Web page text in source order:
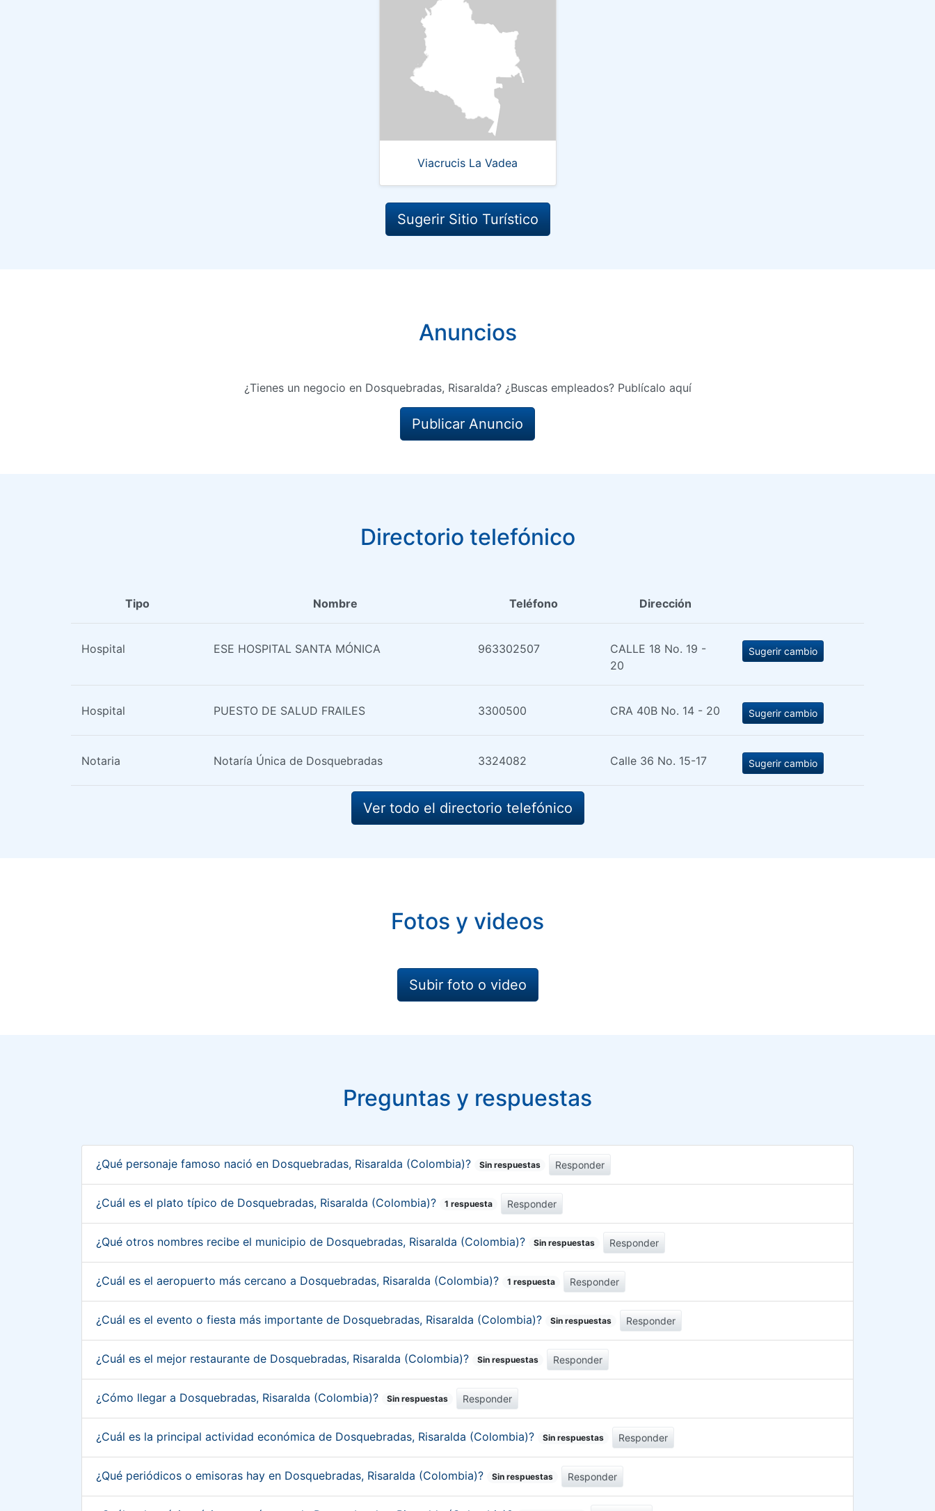
Viacrucis La Vadea
Sugerir Sitio Turístico
Anuncios
¿Tienes un negocio en Dosquebradas, Risaralda? ¿Buscas empleados? Publícalo aquí
Publicar Anuncio
Directorio telefónico
Tipo Nombre Teléfono Dirección
Hospital ESE HOSPITAL SANTA MÓNICA 963302507
CALLE 18 No. 19 -
20
Sugerir cambio
Hospital PUESTO DE SALUD FRAILES 3300500 CRA 40B No. 14 - 20 Sugerir cambio
Notaria Notaría Única de Dosquebradas 3324082 Calle 36 No. 15-17 Sugerir cambio
Ver todo el directorio telefónico
Fotos y videos
Subir foto o video
Preguntas y respuestas
¿Qué personaje famoso nació en Dosquebradas, Risaralda (Colombia)? Sin respuestas Responder
¿Cuál es el plato típico de Dosquebradas, Risaralda (Colombia)? 1 respuesta Responder
¿Qué otros nombres recibe el municipio de Dosquebradas, Risaralda (Colombia)? Sin respuestas Responder
¿Cuál es el aeropuerto más cercano a Dosquebradas, Risaralda (Colombia)? 1 respuesta Responder
¿Cuál es el evento o fiesta más importante de Dosquebradas, Risaralda (Colombia)? Sin respuestas Responder
¿Cuál es el mejor restaurante de Dosquebradas, Risaralda (Colombia)? Sin respuestas Responder
¿Cómo llegar a Dosquebradas, Risaralda (Colombia)? Sin respuestas Responder
¿Cuál es la principal actividad económica de Dosquebradas, Risaralda (Colombia)? Sin respuestas Responder
¿Qué periódicos o emisoras hay en Dosquebradas, Risaralda (Colombia)? Sin respuestas Responder